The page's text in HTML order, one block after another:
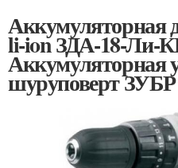
Аккумуляторная
li-ion ЗДА-18-Ли-
Аккумуляторная
шуруповерт